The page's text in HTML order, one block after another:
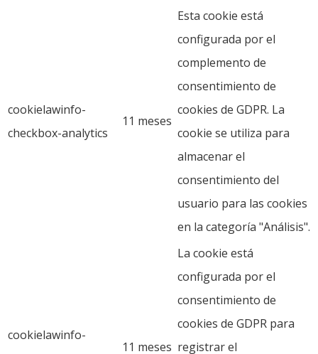
cookielawinfo-
checkbox-analytics
11 meses
Esta cookie está
configurada por el
complemento de
consentimiento de
cookies de GDPR. La
cookie se utiliza para
almacenar el
consentimiento del
usuario para las cookies
en la categoría "Análisis".
cookielawinfo-
11 meses
La cookie está
configurada por el
consentimiento de
cookies de GDPR para
registrar el